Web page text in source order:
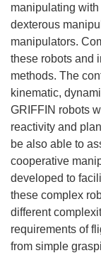
manipulating
dexterous
manipulators.
these robots and
methods. The
kinematic,
GRIFFIN robots
reactivity and
be also able to
cooperative
developed to
these complex
different
requirements of
from simple